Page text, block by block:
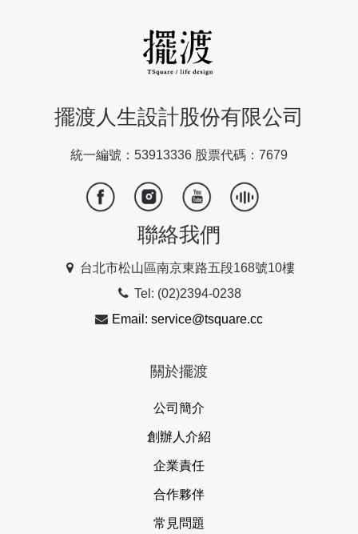
擺渡人生設計股份有限公司
統一編號：53913336 股票代碼：7679
聯絡我們
台北市松山區南京東路五段168號10樓
Tel: (02)2394-0238
Email: service@tsquare.cc
關於擺渡
公司簡介
創辦人介紹
企業責任
合作夥伴
常見問題